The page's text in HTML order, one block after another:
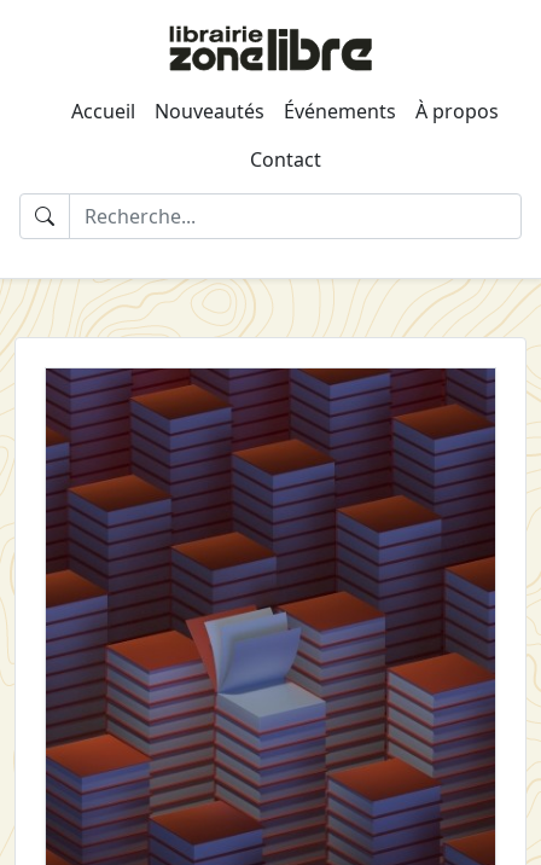
Accueil Nouveautés Événements
À propos
Contact